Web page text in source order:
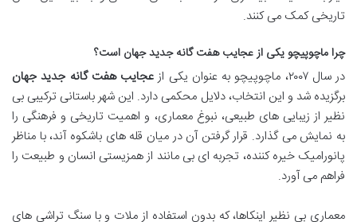
تاریخی کمک می کنند.
چرا ماچوپیچو یکی از عجایب هفت گانه جدید جهان است؟
در سال ۲۰۰۷، ماچوپیچو به عنوان یکی از
عجایب هفت گانه جدید جهان
برگزیده شد و این انتخاب، دلایل محکمی دارد. این شهر باستانی ترکیبی بی
نظیر از زیبایی های طبیعی، نبوغ معماری، و اهمیت تاریخی و فرهنگی را
به نمایش می گذارد. قرار گرفتن آن در میان قله های باشکوه آند، با مناظر
پانورامیک خیره کننده، تجربه ای بی مانند از همزیستی انسان و طبیعت را
فراهم می آورد.
معماری بی نظیر اینکاها، که بدون استفاده از ملات و با سنگ تراشی های